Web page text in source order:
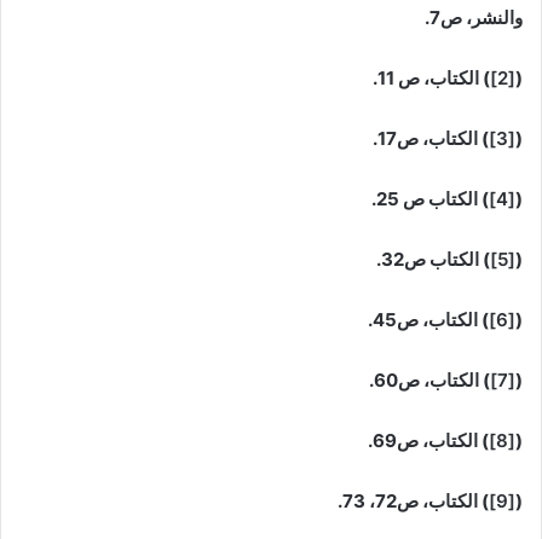
والنشر، ص7.
(
[2] ) الكتاب، ص 11.
(
[3] ) الكتاب، ص17.
(
[4] ) الكتاب ص 25.
(
[5] ) الكتاب ص32.
(
[6] ) الكتاب، ص45.
(
[7] ) الكتاب، ص60.
(
[8] ) الكتاب، ص69.
(
[9] ) الكتاب، ص72، 73.